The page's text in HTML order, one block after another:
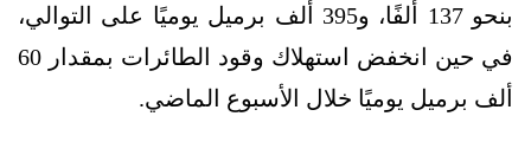
بنحو 137 ألفًا، و395 ألف برميل يوميًا على التوالي،
في حين انخفض استهلاك وقود الطائرات بمقدار 60
ألف برميل يوميًا خلال الأسبوع الماضي.